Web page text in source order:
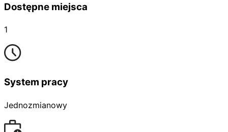
Dostępne miejsca
1
System pracy
Jednozmianowy